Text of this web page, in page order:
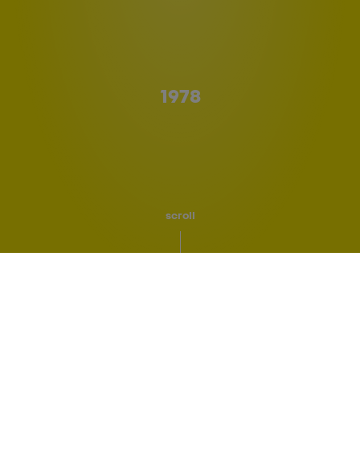
1978
scroll